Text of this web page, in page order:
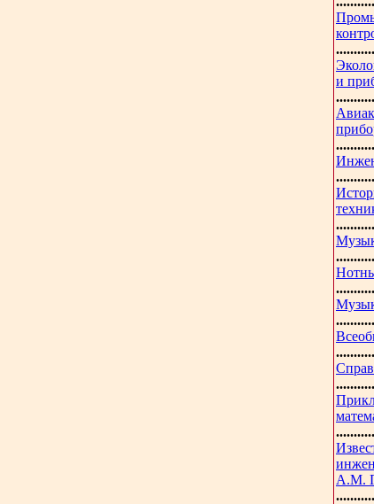
и
А.М.